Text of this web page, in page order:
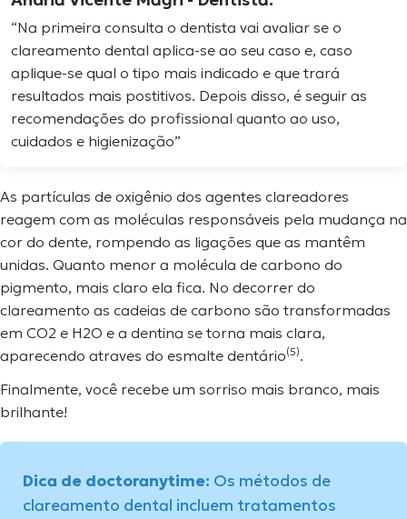
“Na primeira consulta o dentista vai avaliar se o
clareamento dental aplica-se ao seu caso e, caso
aplique-se qual o tipo mais indicado e que trará
resultados mais postitivos. Depois disso, é seguir as
recomendações do profissional quanto ao uso,
cuidados e higienização”
As partículas de oxigênio dos agentes clareadores
reagem com as moléculas responsáveis pela mudança na
cor do dente, rompendo as ligações que as mantêm
unidas. Quanto menor a molécula de carbono do
pigmento, mais claro ela fica. No decorrer do
clareamento as cadeias de carbono são transformadas
em CO2 e H2O e a dentina se torna mais clara,
aparecendo atraves do esmalte dentário(5).
Finalmente, você recebe um sorriso mais branco, mais
brilhante!
Dica de doctoranytime: Os métodos de
clareamento dental incluem tratamentos